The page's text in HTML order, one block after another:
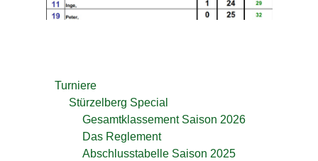
U
l
Turniere
Stürzelberg Special
Gesamtklassement Saison 2026
Das Reglement
Abschlusstabelle Saison 2025